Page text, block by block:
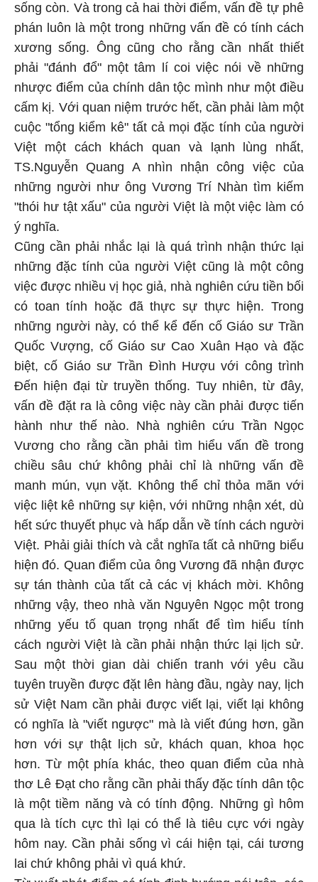
sống còn. Và trong cả hai thời điểm, vấn đề tự phê
phán luôn là một trong những vấn đề có tính cách
xương sống. Ông cũng cho rằng cần nhất thiết
phải "đánh đổ" một tâm lí coi việc nói về những
nhược điểm của chính dân tộc mình như một điều
cấm kị. Với quan niệm trước hết, cần phải làm một
cuộc "tổng kiểm kê" tất cả mọi đặc tính của người
Việt một cách khách quan và lạnh lùng nhất,
TS.Nguyễn Quang A nhìn nhận công việc của
những người như ông Vương Trí Nhàn tìm kiếm
"thói hư tật xấu" của người Việt là một việc làm có
ý nghĩa.
Cũng cần phải nhắc lại là quá trình nhận thức lại
những đặc tính của người Việt cũng là một công
việc được nhiều vị học giả, nhà nghiên cứu tiền bối
có toan tính hoặc đã thực sự thực hiện. Trong
những người này, có thể kể đến cố Giáo sư Trần
Quốc Vượng, cố Giáo sư Cao Xuân Hạo và đặc
biệt, cố Giáo sư Trần Đình Hượu với công trình
Đến hiện đại từ truyền thống. Tuy nhiên, từ đây,
vấn đề đặt ra là công việc này cần phải được tiến
hành như thế nào. Nhà nghiên cứu Trần Ngọc
Vương cho rằng cần phải tìm hiểu vấn đề trong
chiều sâu chứ không phải chỉ là những vấn đề
manh mún, vụn vặt. Không thể chỉ thỏa mãn với
việc liệt kê những sự kiện, với những nhận xét, dù
hết sức thuyết phục và hấp dẫn về tính cách người
Việt. Phải giải thích và cắt nghĩa tất cả những biểu
hiện đó. Quan điểm của ông Vương đã nhận được
sự tán thành của tất cả các vị khách mời. Không
những vậy, theo nhà văn Nguyên Ngọc một trong
những yếu tố quan trọng nhất để tìm hiểu tính
cách người Việt là cần phải nhận thức lại lịch sử.
Sau một thời gian dài chiến tranh với yêu cầu
tuyên truyền được đặt lên hàng đầu, ngày nay, lịch
sử Việt Nam cần phải được viết lại, viết lại không
có nghĩa là "viết ngược" mà là viết đúng hơn, gần
hơn với sự thật lịch sử, khách quan, khoa học
hơn. Từ một phía khác, theo quan điểm của nhà
thơ Lê Đạt cho rằng cần phải thấy đặc tính dân tộc
là một tiềm năng và có tính động. Những gì hôm
qua là tích cực thì lại có thể là tiêu cực với ngày
hôm nay. Cần phải sống vì cái hiện tại, cái tương
lai chứ không phải vì quá khứ.